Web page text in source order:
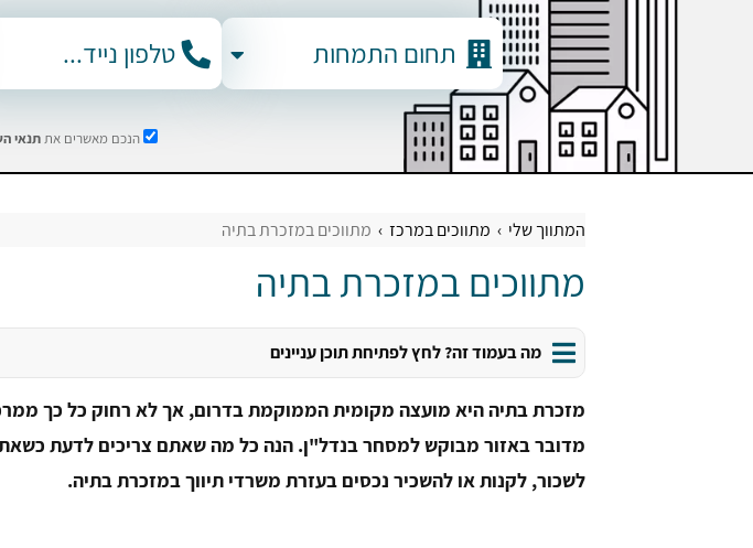
הנכם מאשרים אתתנאי
המתווך שלי מתווכים במרכז מתווכים במזכרת בתיה
מתווכים במזכרת בתיה
מה בעמוד זה? לחץ לפתיחת תוכן עניינים
מזכרת בתיה היא מועצה מקומית הממוקמת בדרום, אך לא רחוק כל כך
מדובר באזור מבוקש למסחר בנדל"ן. הנה כל מה שאתם צריכים לדעת
לשכור, לקנות או להשכיר נכסים בעזרת משרדי תיווך במזכרת בתיה.